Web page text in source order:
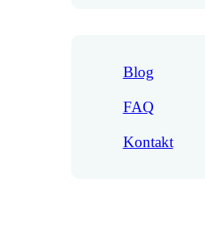
Blog
FAQ
Kontakt